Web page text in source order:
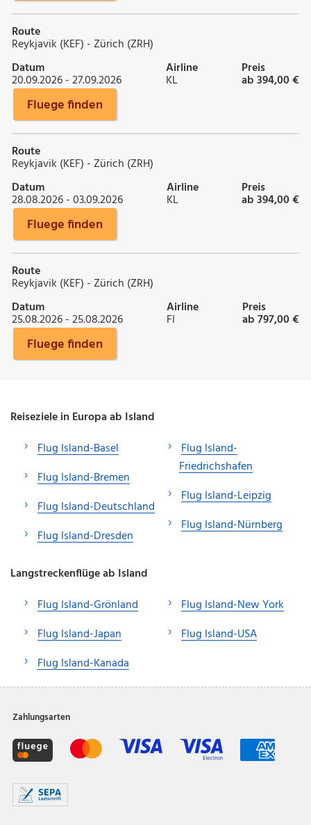
Route
Reykjavik (KEF) - Zürich (ZRH)
Datum
20.09.2026 - 27.09.2026
Airline
KL
Preis
ab 394,00 €
Fluege finden
Route
Reykjavik (KEF) - Zürich (ZRH)
Datum
28.08.2026 - 03.09.2026
Airline
KL
Preis
ab 394,00 €
Fluege finden
Route
Reykjavik (KEF) - Zürich (ZRH)
Datum
25.08.2026 - 25.08.2026
Airline
FI
Preis
ab 797,00 €
Fluege finden
Reiseziele in Europa ab Island
Flug Island-Basel
Flug Island-Bremen
Flug Island-Deutschland
Flug Island-Dresden
Flug Island-
Friedrichshafen
Flug Island-Leipzig
Flug Island-Nürnberg
Langstreckenflüge ab Island
Flug Island-Grönland
Flug Island-Japan
Flug Island-Kanada
Flug Island-New York
Flug Island-USA